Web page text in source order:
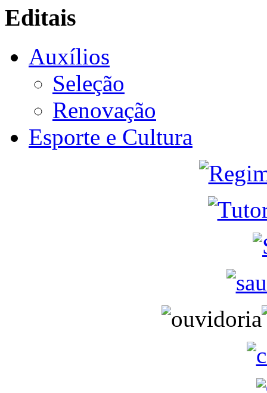
Editais
Auxílios
Seleção
Renovação
Esporte e Cultura